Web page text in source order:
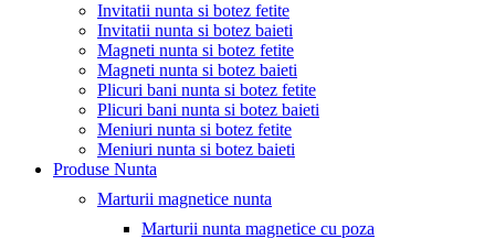
Invitatii nunta si botez fetite
Invitatii nunta si botez baieti
Magneti nunta si botez fetite
Magneti nunta si botez baieti
Plicuri bani nunta si botez fetite
Plicuri bani nunta si botez baieti
Meniuri nunta si botez fetite
Meniuri nunta si botez baieti
Produse Nunta
Marturii magnetice nunta
Marturii nunta magnetice cu poza